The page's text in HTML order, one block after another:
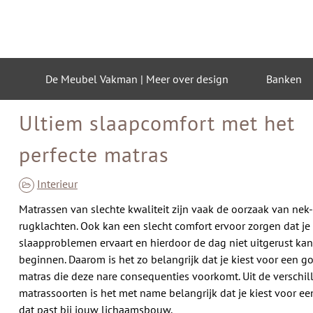
De Meubel Vakman | Meer over design Banken
Ultiem slaapcomfort met het
perfecte matras
Interieur
Matrassen van slechte kwaliteit zijn vaak de oorzaak van
rugklachten. Ook kan een slecht comfort ervoor zorgen dat je
slaapproblemen ervaart en hierdoor de dag niet uitgerust kan
beginnen. Daarom is het zo belangrijk dat je kiest voor een
matras die deze nare consequenties voorkomt. Uit de
matrassoorten is het met name belangrijk dat je kiest voor
dat past bij jouw lichaamsbouw.